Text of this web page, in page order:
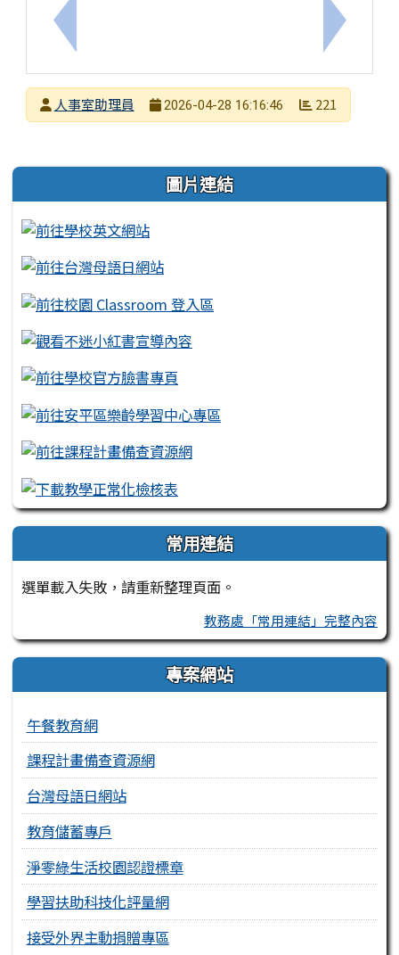
上一筆：臺南市政府115學年度特約托育機構下一筆：
發布者人事室助理員
2026-04-28 16:16:46 221
左邊區域內容 圖片連結
常用連結
選單載入失敗，請重新整理頁面。
教務處「常用連結」完整內容
專案網站
午餐教育網
課程計畫備查資源網
台灣母語日網站
教育儲蓄專戶
淨零綠生活校園認證標章
學習扶助科技化評量網
接受外界主動捐贈專區